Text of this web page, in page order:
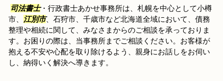
司法書士・行政書士あかせ事務所は、札幌を中心として小樽
市、
江別市、石狩市、千歳市など北海道全域において、債務
整理や相続に関して、みなさまからのご相談を承っておりま
す。お困りの際は、当事務所までご相談ください。お客様が
抱える不安や心配を取り除けるよう、親身にお話しをお伺い
し、納得いく解決へ導きます。